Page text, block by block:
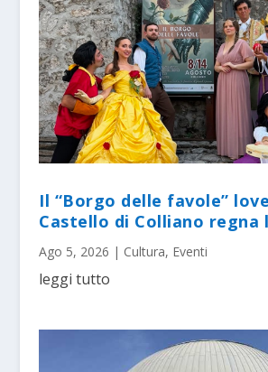
Il “Borgo delle favole”
Castello di Colliano regna
Ago 5, 2026 | Cultura, Eventi
leggi tutto